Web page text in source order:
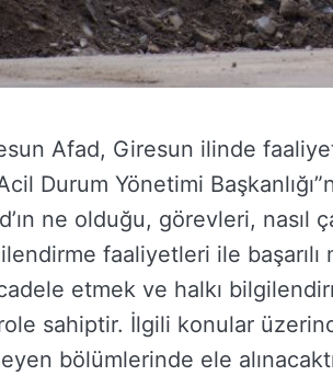
Afad, Giresun ilinde
Durum Yönetimi
ne olduğu, görevleri, nasıl
faaliyetleri ile
etmek ve halkı
sahiptir. İlgili konular
bölümlerinde ele